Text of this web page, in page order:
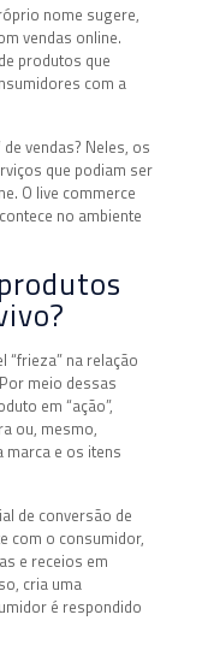
nome sugere,
vendas online.
produtos que
com a
vendas? Neles, os
que podiam ser
O live commerce
no ambiente
na relação
meio dessas
em “ação”,
ou, mesmo,
e os itens
de conversão de
com o consumidor,
e receios em
cria uma
é respondido